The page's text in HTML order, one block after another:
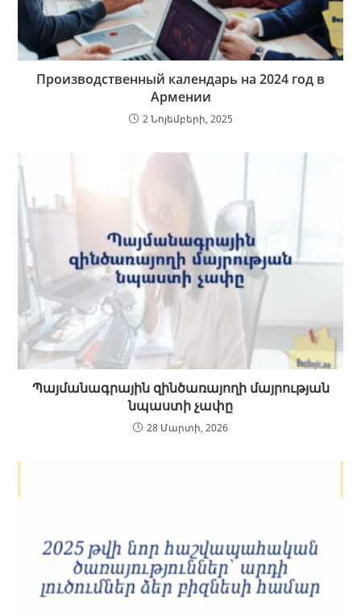
Производственный календарь на 2024 год в
Армении
2 Նոյեմբերի, 2025
Պայմանագրային զինծառայողի մայրության
նպաստի չափը
28 Մարտի, 2026